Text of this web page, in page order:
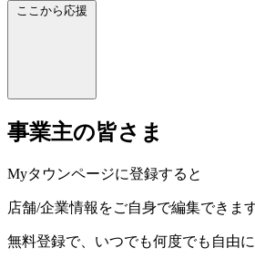
ここから応援
事業主の皆さま
Myタウンページに登録すると
店舗/企業情報をご自身で編集できま
無料登録で、いつでも何度でも自由